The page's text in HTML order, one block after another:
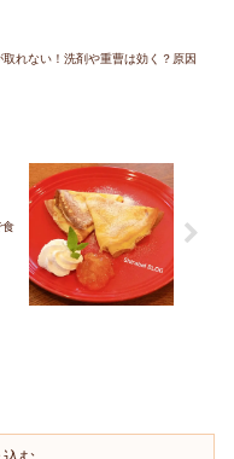
れない！洗剤や重曹は効く？原因
食